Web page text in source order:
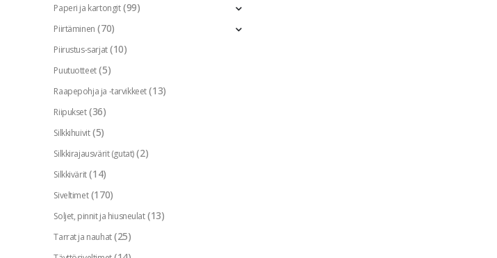
Paperi ja kartongit (99)
Piirtäminen (70)
Piirustus-sarjat (10)
Puutuotteet (5)
Raapepohja ja -tarvikkeet (13)
Riipukset (36)
Silkkihuivit (5)
Silkkirajausvärit (gutat) (2)
Silkkivärit (14)
Siveltimet (170)
Soljet, pinnit ja hiusneulat (13)
Tarrat ja nauhat (25)